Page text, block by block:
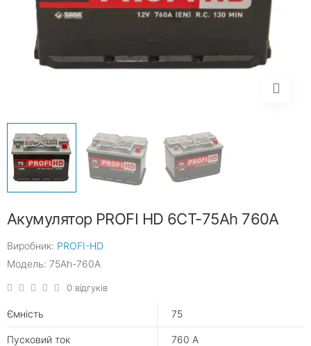
Акумулятор PROFI HD 6CT-75Ah 760A
Виробник: PROFI-HD
Модель: 75Ah-760A
0 відгуків
Ємність 75
Пусковий ток 760 А